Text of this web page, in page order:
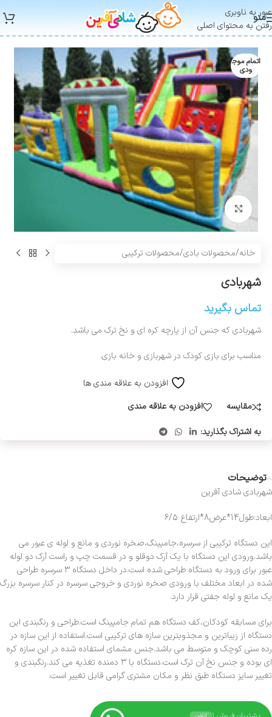
عبور به ناوبری
رفتن به محتوای اصلی
منو
اتمام موج
ودی
بزرگنمایی تصویر
خانه/محصولات بادی/محصولات ترکیبی
شهربادی
تماس بگیرید
شهربادیکه جنس آن از پارچه کره ای و نخ ترک می باشد.
مناسب برای بازی کودک در شهربازی و خانه بازی.
افزودن به علاقه مندی ها
مقایسه
افزودن به علاقه مندی
به اشتراک بگذارید:
توضیحات
شهربادیشادی آفرین
ابعاد:طول14*عرض8*ارتفاع ۶/۵
این دستگاه ترکیبی از سرسره،جامپینگ،صخره نوردی و مانع و لوله ی عبور می
باشد.ورودی این دستگاه با یک آرک دوقلو و در قسمت چپ و راست آرک دو لوله
عبور برای ورود به دستگاه طراحی شده است.در داخل دستگاه ۳ سرسره طراحی
شده در ابعاد مختلف با ورودی صخره نوردی و خروجی سرسره در کنار سرسره بزرگ
یک مانع و لوله جفتی قرار دارد.
برای مسابقه کودکان،کف دستگاه هم تمام جامپینگ است.طراحی و رنگبندی این
دستگاه از زیباترین و مجذوبترین سازه های ترکیبی است.استفاده از این سازه در
رده سنی کوچک و متوسط می باشد.جنس مشمای استفاده شده در این سازه کره
ای بوده و جنس نخ آن ترک است.دستگاه با ۳ دمنده تغذیه می کند.رنگبندی و
تغییر سایز دستگاه طبق نظر و مکان مشتری گرامی قابل تغییر است.